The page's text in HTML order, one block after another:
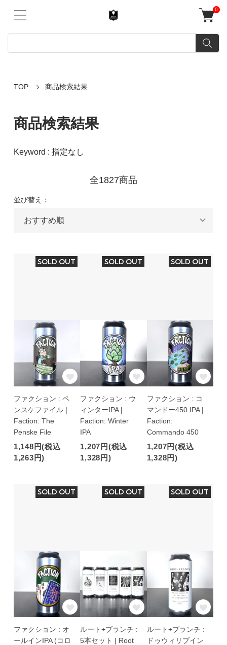
0
TOP 商品検索結果
商品検索結果
Keyword : 指定なし
全1827商品
並び替え：
SOLD OUT
ファクション : ペ
ンスケファイル |
Faction: The
Penske File
1,148円(税込
1,263円)
SOLD OUT
ファクション : ウ
ィンターIPA |
Faction: Winter
IPA
1,207円(税込
1,328円)
SOLD OUT
ファクション : コ
マンドー450 IPA |
Faction:
Commando 450
1,207円(税込
1,328円)
SOLD OUT
ファクション : オ
ールインIPA (コロ
SOLD OUT
ルート+ブランチ :
5本セット | Root
SOLD OUT
ルート+ブランチ :
ドゥウィリブイン